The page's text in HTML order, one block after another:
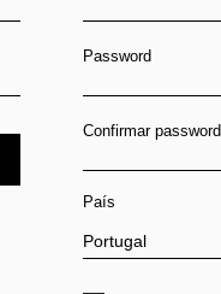
Password
Confirmar password
País